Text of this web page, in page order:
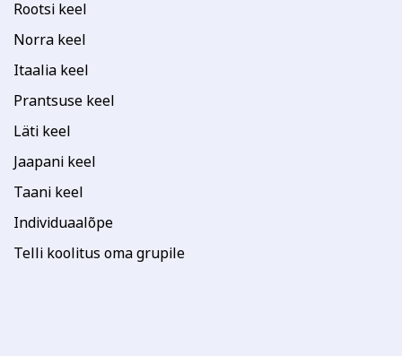
Rootsi keel
Norra keel
Itaalia keel
Prantsuse keel
Läti keel
Jaapani keel
Taani keel
Individuaalõpe
Telli koolitus oma grupile